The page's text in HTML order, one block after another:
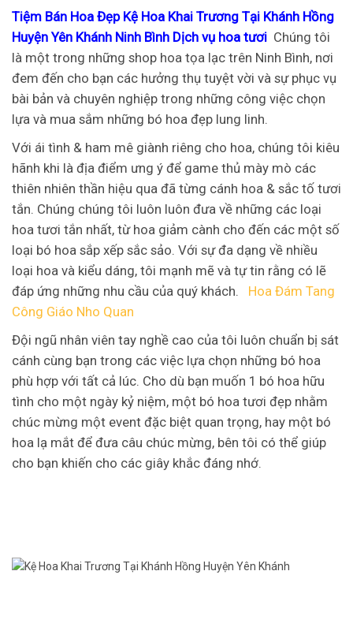
Tiệm Bán Hoa Đẹp Kệ Hoa Khai Trương Tại Khánh Hồng
Huyện Yên Khánh Ninh Bình Dịch vụ hoa tươi Chúng tôi
là một trong những shop hoa tọa lạc trên Ninh Bình, nơi
đem đến cho bạn các hưởng thụ tuyệt vời và sự phục vụ
bài bản và chuyên nghiệp trong những công việc chọn
lựa và mua sắm những bó hoa đẹp lung linh.
Với ái tình & ham mê giành riêng cho hoa, chúng tôi kiêu
hãnh khi là địa điểm ưng ý để game thủ mày mò các
thiên nhiên thần hiệu qua đã từng cánh hoa & sắc tố tươi
tắn. Chúng chúng tôi luôn luôn đưa về những các loại
hoa tươi tắn nhất, từ hoa giảm cành cho đến các một số
loại bó hoa sắp xếp sắc sảo. Với sự đa dạng về nhiều
loại hoa và kiểu dáng, tôi mạnh mẽ và tự tin rằng có lẽ
đáp ứng những nhu cầu của quý khách. Hoa Đám Tang
Công Giáo Nho Quan
Đội ngũ nhân viên tay nghề cao của tôi luôn chuẩn bị sát
cánh cùng bạn trong các việc lựa chọn những bó hoa
phù hợp với tất cả lúc. Cho dù bạn muốn 1 bó hoa hữu
tình cho một ngày kỷ niệm, một bó hoa tươi đẹp nhằm
chúc mừng một event đặc biệt quan trọng, hay một bó
hoa lạ mắt để đưa câu chúc mừng, bên tôi có thể giúp
cho bạn khiến cho các giây khắc đáng nhớ.